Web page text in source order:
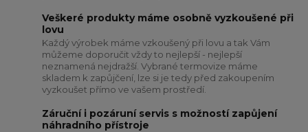
Veškeré produkty máme osobně vyzkoušené při
lovu
Každý výrobek máme vzkoušený při lovu a tak Vám
můžeme doporučit vždy to nejlepší - nejlepší
neznamená nejdražší. Vybrané termovize máme
skladem k zapůjčení, lze si je tedy před zakoupením
vyzkoušet přímo ve vašem prostředí.
Záruční i pozáruní servis s možností zapůjení
náhradního přístroje